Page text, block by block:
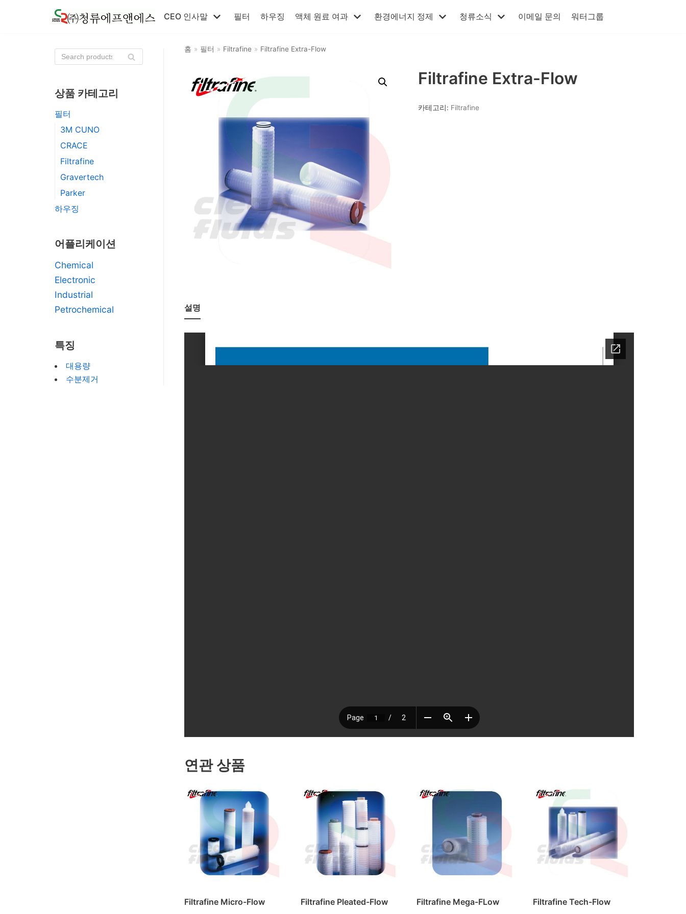
CEO 인사말 필터 하우징 액체 원료 여과 환경에너지 정제 청류소식 이메일 문의 워터그룹
상품 카테고리
필터
3M CUNO
CRACE
Filtrafine
Gravertech
Parker
하우징
어플리케이션
Chemical
Electronic
Industrial
Petrochemical
특징
대용량
수분제거
홈 » 필터 » Filtrafine » Filtrafine Extra-Flow
Filtrafine Extra-Flow
카테고리: Filtrafine
설명
연관 상품
Filtrafine Micro-Flow Filtrafine Pleated-Flow Filtrafine Mega-FLow Filtrafine Tech-Flow